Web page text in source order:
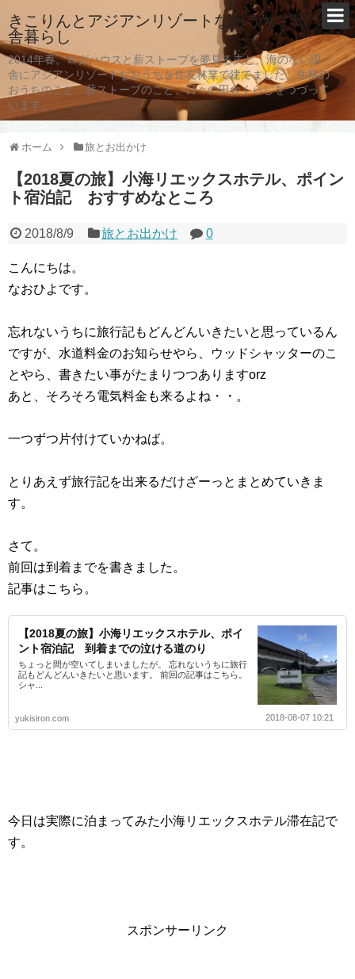
きこりんとアジアンリゾートなおうちで田
舎暮らし
2014年春。ログハウスと薪ストーブを夢見る夫と、海のない田
舎にアジアンリゾートなおうちを住友林業で建てました。住林の
おうちのこと、薪ストーブのこと、日々の田舎くらしをつづって
います。
ホーム 旅とお出かけ
【2018夏の旅】小海リエックスホテル、ポイン
ト宿泊記 おすすめなところ
2018/8/9 旅とお出かけ 0
こんにちは。
なおひよです。
忘れないうちに旅行記もどんどんいきたいと思っているん
ですが、水道料金のお知らせやら、ウッドシャッターのこ
とやら、書きたい事がたまりつつありますorz
あと、そろそろ電気料金も来るよね・・。
一つずつ片付けていかねば。
とりあえず旅行記を出来るだけざーっとまとめていきま
す。
さて。
前回は到着までを書きました。
記事はこちら。
【2018夏の旅】小海リエックスホテル、ポイ
ント宿泊記 到着までの泣ける道のり
ちょっと間が空いてしまいましたが。 忘れないうちに旅行
記もどんどんいきたいと思います。 前回の記事はこちら。
シャ...
yukisiron.com 2018-08-07 10:21
今日は実際に泊まってみた小海リエックスホテル滞在記で
す。
スポンサーリンク